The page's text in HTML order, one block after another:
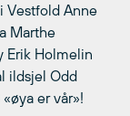
Vestfold Anne
Marthe
Erik Holmelin
ildsjel Odd
er vår»!